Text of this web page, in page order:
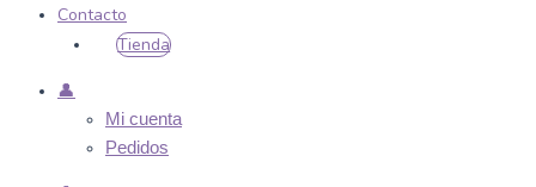
Contacto
Tienda
👤
Mi cuenta
Pedidos